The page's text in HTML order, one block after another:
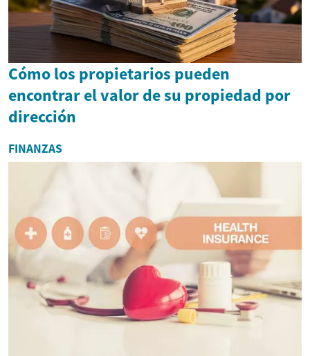
Cómo los propietarios pueden
encontrar el valor de su propiedad por
dirección
FINANZAS